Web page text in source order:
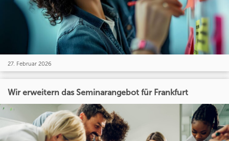
27. Februar 2026
Wir erweitern das Seminarangebot für Frankfurt